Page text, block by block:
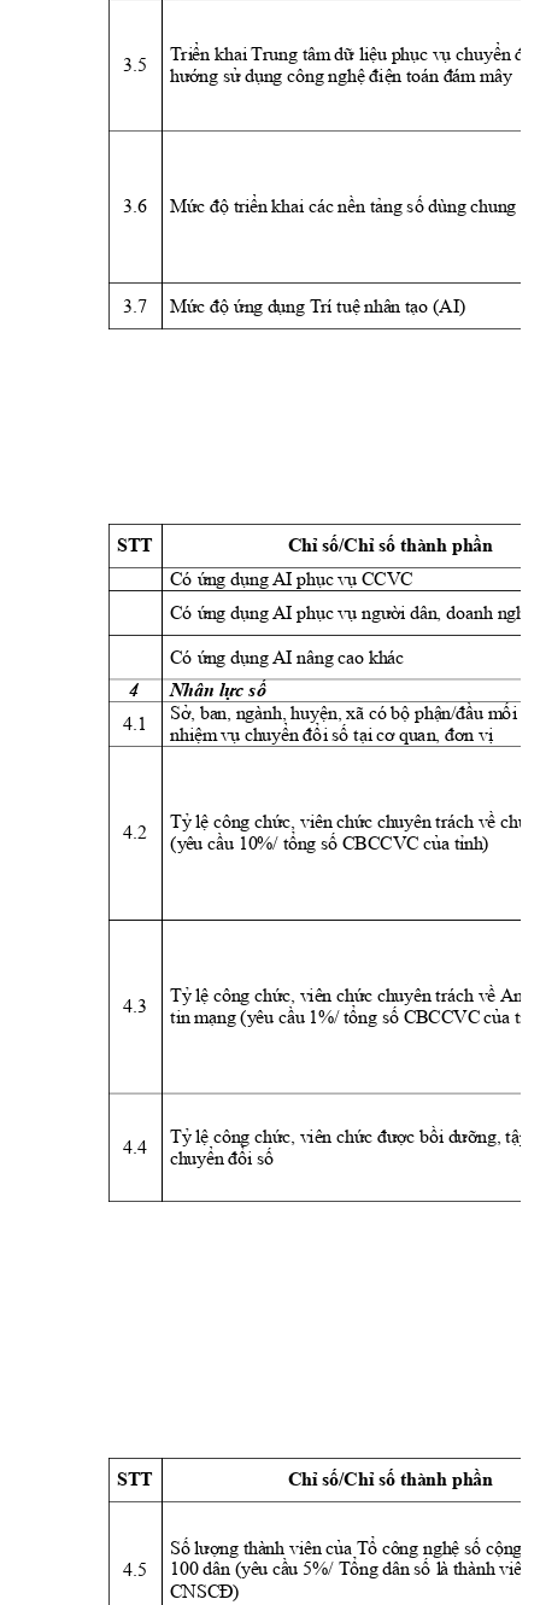
3.5 Triển khai Trung tâm dữ liệu phục vụ chuyển đổ
hướng sử dụng công nghệ điện toán đám mây
3.6 Mức độ triển khai các nền tảng số dùng chung
3.7 Mức độ ứng dụng Trí tuệ nhân tạo (AI)
STT Chỉ số/Chỉ số thành phần
Có ứng dụng AI phục vụ CCVC
Có ứng dụng AI phục vụ người dân, doanh n
Có ứng dụng AI nâng cao khác
4 Nhân lực số
4.1 Sở, ban , ngành , huyện, xã có bộ phận/đầu mối
nhiệm vụ chuyển đổi số tại cơ quan, đơn vị
4.2 Tỷ lệ công chức, viên chức chuyên trách về
(yêu cầu 10%/ tổng số CBCCVC của tỉnh)
4.3 Tỷ lệ công chức, viên chức chuyên trách về An
tin mạng (yêu cầu 1%/ tổng số CBCCVC của t
4.4 Tỷ lệ công chức, viên chức được bồi dưỡng, tập
chuyển đổi số
STT Chỉ số/Chỉ số thành phần
4.5
Số lượng thành viên của Tổ công nghệ số cộng
100 dân (yêu cầu 5%/ Tổng dân số là thành viên
CNSCĐ)